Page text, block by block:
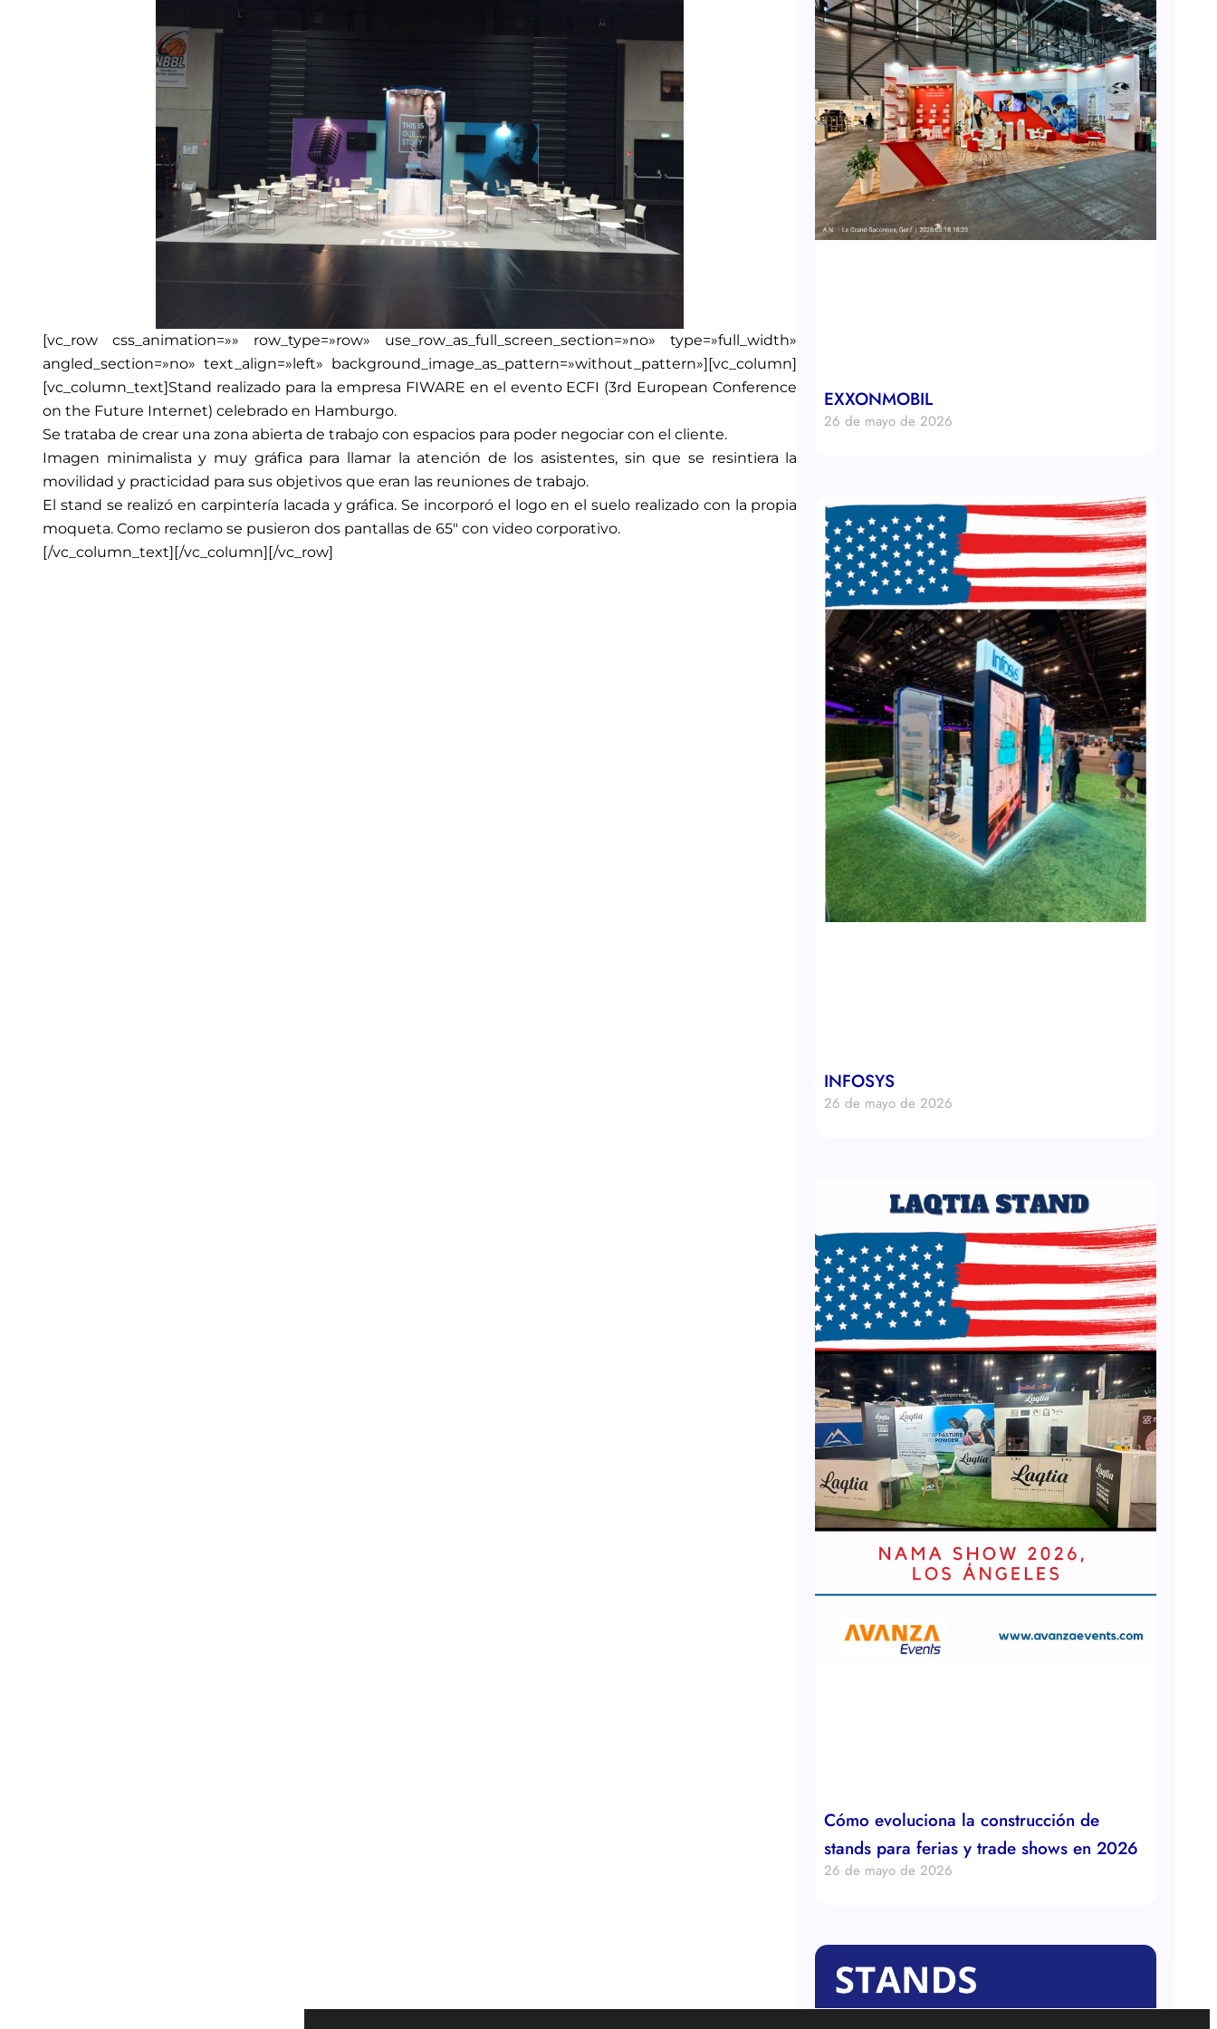
[vc_row css_animation=»» row_type=»row» use_row_as_full_screen_section=»no» type=»full_width»
angled_section=»no» text_align=»left» background_image_as_pattern=»without_pattern»][vc_column]
[vc_column_text]Stand realizado para la empresa FIWARE en el evento ECFI (3rd European Conference
on the Future Internet) celebrado en Hamburgo.
Se trataba de crear una zona abierta de trabajo con espacios para poder negociar con el cliente.
Imagen minimalista y muy gráfica para llamar la atención de los asistentes, sin que se resintiera la
movilidad y practicidad para sus objetivos que eran las reuniones de trabajo.
El stand se realizó en carpintería lacada y gráfica. Se incorporó el logo en el suelo realizado con la propia
moqueta. Como reclamo se pusieron dos pantallas de 65″ con video corporativo.
[/vc_column_text][/vc_column][/vc_row]
EXXONMOBIL
26 de mayo de 2026
INFOSYS
26 de mayo de 2026
Cómo evoluciona la construcción de
stands para ferias y trade shows en 2026
26 de mayo de 2026